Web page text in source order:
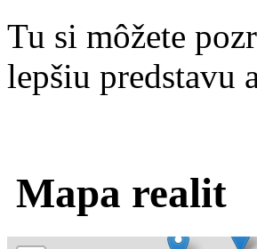
Tu si môžete
lepšiu predstavu
Mapa realit